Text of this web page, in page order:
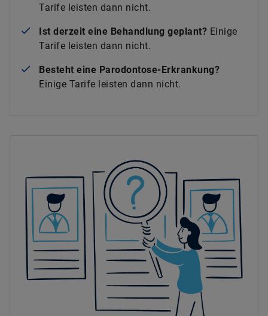
Tarife leisten dann nicht.
Ist derzeit eine Behandlung geplant? Einige
Tarife leisten dann nicht.
Besteht eine Parodontose-Erkrankung?
Einige Tarife leisten dann nicht.